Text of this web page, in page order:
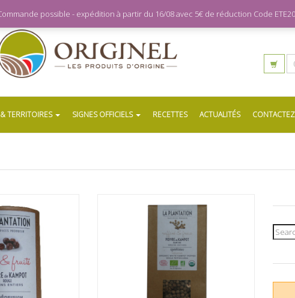
TERRITOIRES SIGNES OFFICIELS RECETTES ACTUALITÉS
pour :
possible - expédition à partir du 16/08 avec 5€ de réduction Code